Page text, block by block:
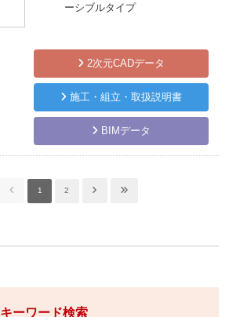
ーシブルタイプ
2次元CADデータ
施工・組立・取扱説明書
BIMデータ
1 2
キーワード検索